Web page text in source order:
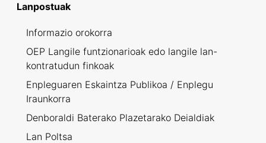
Lanpostuak
Informazio orokorra
OEP Langile funtzionarioak edo langile lan-
kontratudun finkoak
Enpleguaren Eskaintza Publikoa / Enplegu
Iraunkorra
Denboraldi Baterako Plazetarako Deialdiak
Lan Poltsa